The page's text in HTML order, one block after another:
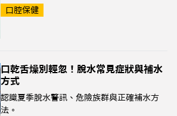
口腔保健
口乾舌燥別輕忽！脫水常見症狀與補水
方式
認識夏季脫水警訊、危險族群與正確補水方
法。